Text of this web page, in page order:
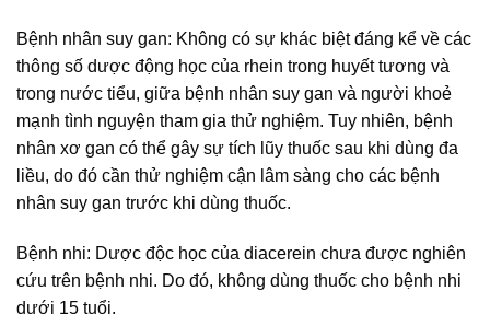
Bệnh nhân suy gan: Không có sự khác biệt đáng kể về các
thông số dược động học của rhein trong huyết tương và
trong nước tiểu, giữa bệnh nhân suy gan và người khoẻ
mạnh tình nguyện tham gia thử nghiệm. Tuy nhiên, bệnh
nhân xơ gan có thể gây sự tích lũy thuốc sau khi dùng đa
liều, do đó cần thử nghiệm cận lâm sàng cho các bệnh
nhân suy gan trước khi dùng thuốc.
Bệnh nhi: Dược độc học của diacerein chưa được nghiên
cứu trên bệnh nhi. Do đó, không dùng thuốc cho bệnh nhi
dưới 15 tuổi.